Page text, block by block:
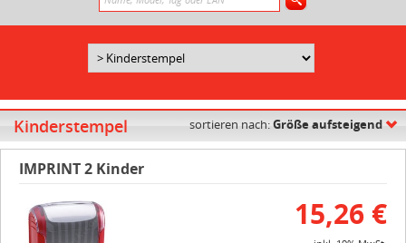
Kinderstempel sortieren nach:Größe aufsteigend
IMPRINT 2 Kinder
15,26 €